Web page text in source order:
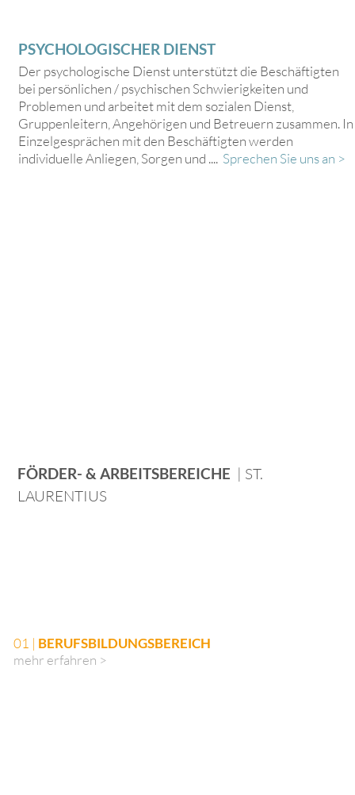
PSYCHOLOGISCHER DIENST
Der psychologische Dienst unterstützt die Beschäftigten
bei persönlichen / psychischen Schwierigkeiten und
Problemen und arbeitet mit dem sozialen Dienst,
Gruppenleitern, Angehörigen und Betreuern zusammen. In
Einzelgesprächen mit den Beschäftigten werden
individuelle Anliegen, Sorgen und .... Sprechen Sie uns an >
FÖRDER- & ARBEITSBEREICHE | ST.
LAURENTIUS
01 | BERUFSBILDUNGSBEREICH
mehr erfahren >